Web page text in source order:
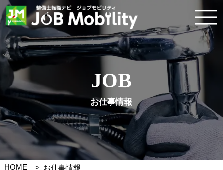
JOB
お仕事情報
HOME
お仕事情報